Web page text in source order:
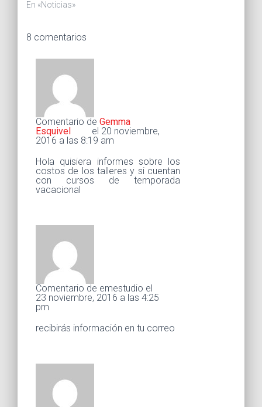
En «Noticias»
8 comentarios
Comentario de Gemma
Esquivel
el 20 noviembre,
2016 a las 8:19 am
Hola quisiera informes sobre los
costos de los talleres y si cuentan
con cursos de temporada
vacacional
Comentario de emestudio el
23 noviembre, 2016 a las 4:25
pm
recibirás información en tu correo